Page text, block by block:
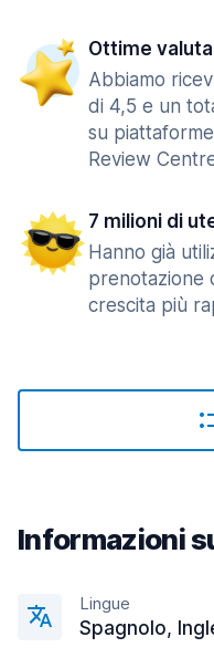
Ottime
Abbiamo
di 4,5 e un
su
Review
7 milioni di
Hanno già
prenotazione
crescita più
Informazioni
Lingue
Spagnolo,